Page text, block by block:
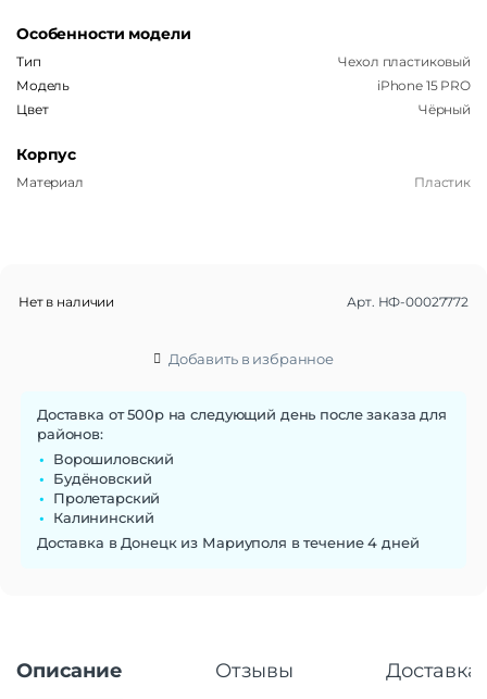
Особенности модели
Тип
Чехол пластиковый
Модель
iPhone 15 PRO
Цвет
Чёрный
Корпус
Материал Пластик
Нет в наличии Арт. НФ-00027772
Добавить в избранное
Доставка от 500р на следующий день после заказа для
районов:
Ворошиловский
Будёновский
Пролетарский
Калининский
Доставка в Донецк из Мариуполя в течение 4 дней
Описание Отзывы Доставка